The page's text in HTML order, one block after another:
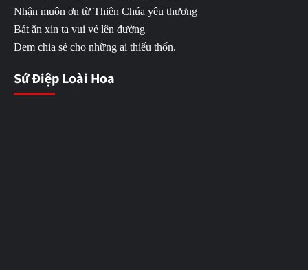
Nhận muôn ơn từ Thiên Chúa yêu thương
Bát ăn xin ta vui vẻ lên đường
Đem chia sẻ cho những ai thiếu thốn.
Sứ Điệp Loài Hoa